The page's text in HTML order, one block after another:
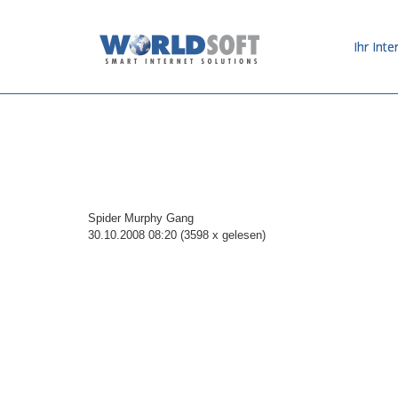
Ihr
Spider Murphy Gang
30.10.2008 08:20 (3598 x gelesen)